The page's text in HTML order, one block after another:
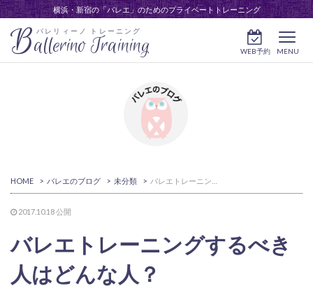
横浜・新宿の「バレエ」のためのプライベートトレーニング
バレリィーノ トレーニング
Ballerino Training MENU
WEB予約
HOME > バレエのブログ > 未分類 >
2017.10.18公開
バレエトレーニングするべき
人はどんな人？